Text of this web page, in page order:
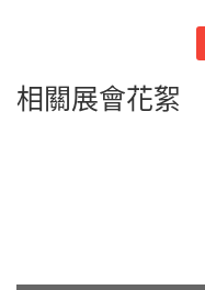
相關展會花絮